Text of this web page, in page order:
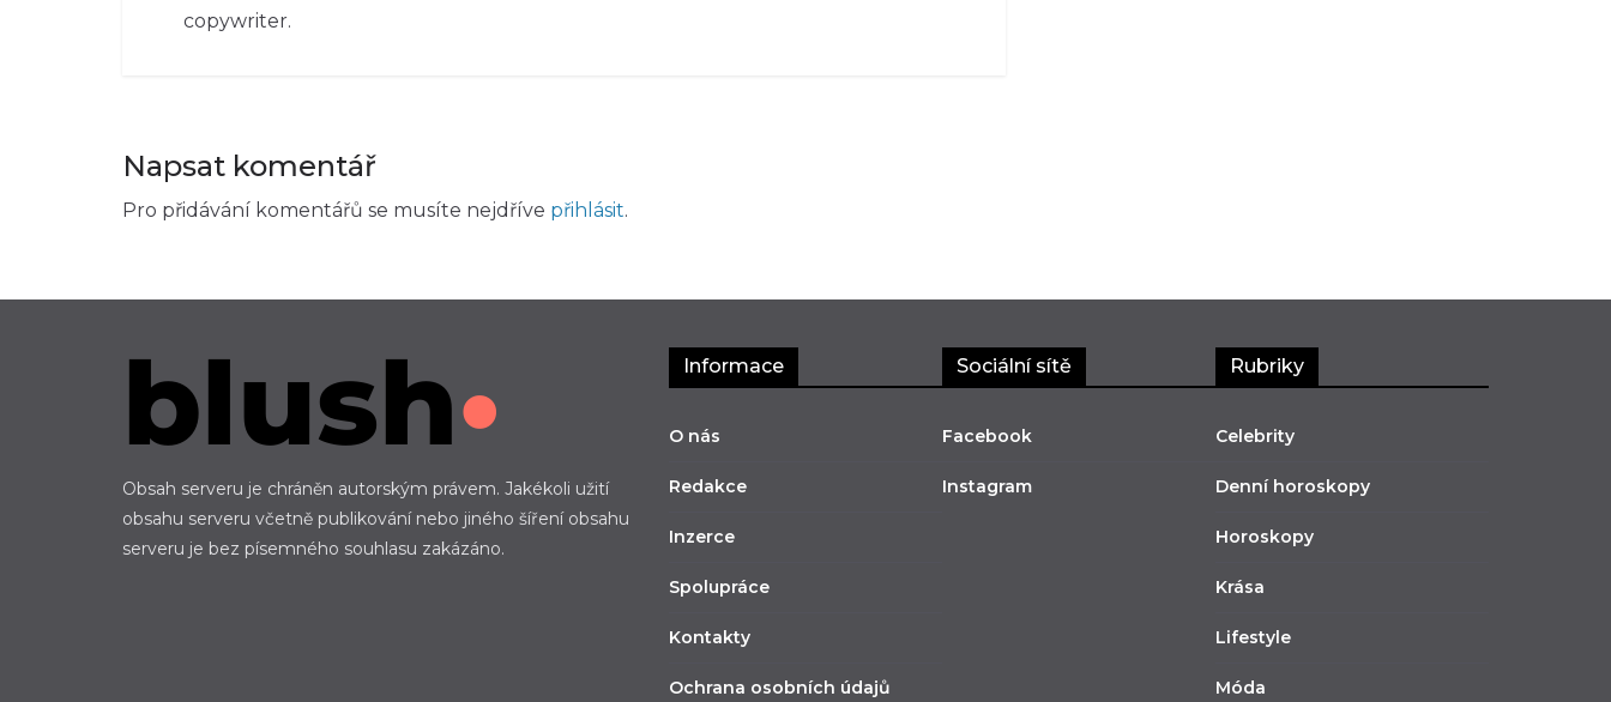
copywriter.
Napsat komentář
Pro přidávání komentářů se musíte nejdříve přihlásit.
Obsah serveru je chráněn autorským právem. Jakékoli užití
obsahu serveru včetně publikování nebo jiného šíření obsahu
serveru je bez písemného souhlasu zakázáno.
Informace
O nás
Redakce
Inzerce
Spolupráce
Kontakty
Ochrana osobních údajů
Sociální sítě
Facebook
Instagram
Rubriky
Celebrity
Denní horoskopy
Horoskopy
Krása
Lifestyle
Móda